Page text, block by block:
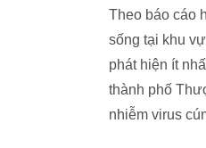
Theo báo cáo
sống tại khu
phát hiện ít
thành phố
nhiễm virus